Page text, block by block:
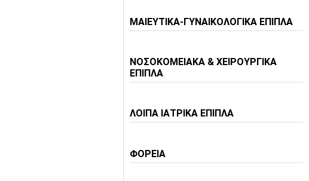
ΜΑΙΕΥΤΙΚΑ-ΓΥΝΑΙΚΟΛΟΓΙΚΑ ΕΠΙΠΛΑ
ΝΟΣΟΚΟΜΕΙΑΚΑ & ΧΕΙΡΟΥΡΓΙΚΑ
ΕΠΙΠΛΑ
ΛΟΙΠΑ ΙΑΤΡΙΚΑ ΕΠΙΠΛΑ
ΦΟΡΕΙΑ